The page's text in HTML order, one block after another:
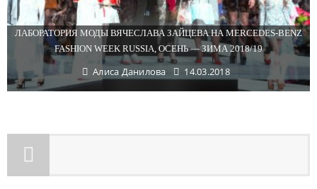
ЛАБОРАТОРИЯ МОДЫ ВЯЧЕСЛАВА ЗАЙЦЕВА НА MERCEDES-BENZ
FASHION WEEK RUSSIA, ОСЕНЬ — ЗИМА 2018/19
Алиса Данилова 14.03.2018